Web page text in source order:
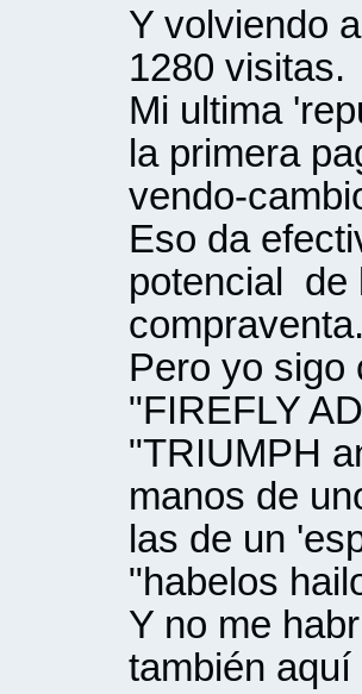
Y volviendo
1280 visitas.
Mi ultima
la primera
vendo-
Eso da
potencial de
Pero yo sigo
"FIREFLY
"TRIUMPH
manos de
las de un
"habelos
Y no me
también aquí